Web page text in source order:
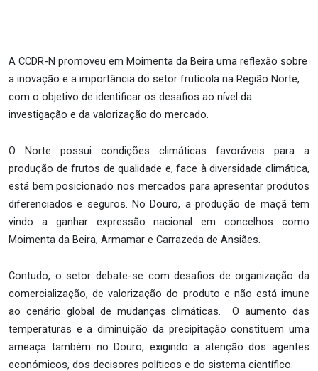
A CCDR-N promoveu em Moimenta da Beira uma reflexão sobre
a inovação e a importância do setor frutícola na Região Norte,
com o objetivo de identificar os desafios ao nível da
investigação e da valorização do mercado.
O Norte possui condições climáticas favoráveis para a
produção de frutos de qualidade e, face à diversidade climática,
está bem posicionado nos mercados para apresentar produtos
diferenciados e seguros. No Douro, a produção de maçã tem
vindo a ganhar expressão nacional em concelhos como
Moimenta da Beira, Armamar e Carrazeda de Ansiães.
Contudo, o setor debate-se com desafios de organização da
comercialização, de valorização do produto e não está imune
ao cenário global de mudanças climáticas. O aumento das
temperaturas e a diminuição da precipitação constituem uma
ameaça também no Douro, exigindo a atenção dos agentes
económicos, dos decisores políticos e do sistema científico.